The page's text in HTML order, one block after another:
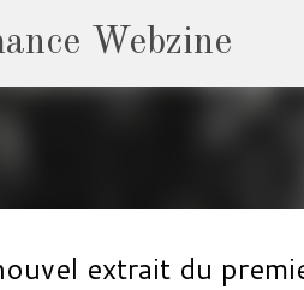
Webzine
extrait du